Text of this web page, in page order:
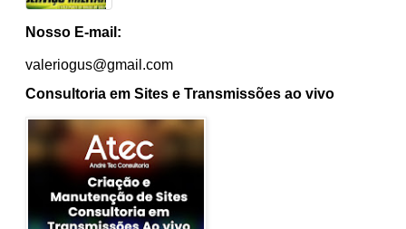
Nosso E-mail:
valeriogus@gmail.com
Consultoria em Sites e Transmissões ao vivo